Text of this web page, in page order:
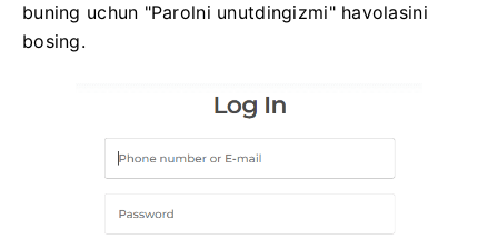
buning uchun "Parolni unutdingizmi" havolasini
bosing.